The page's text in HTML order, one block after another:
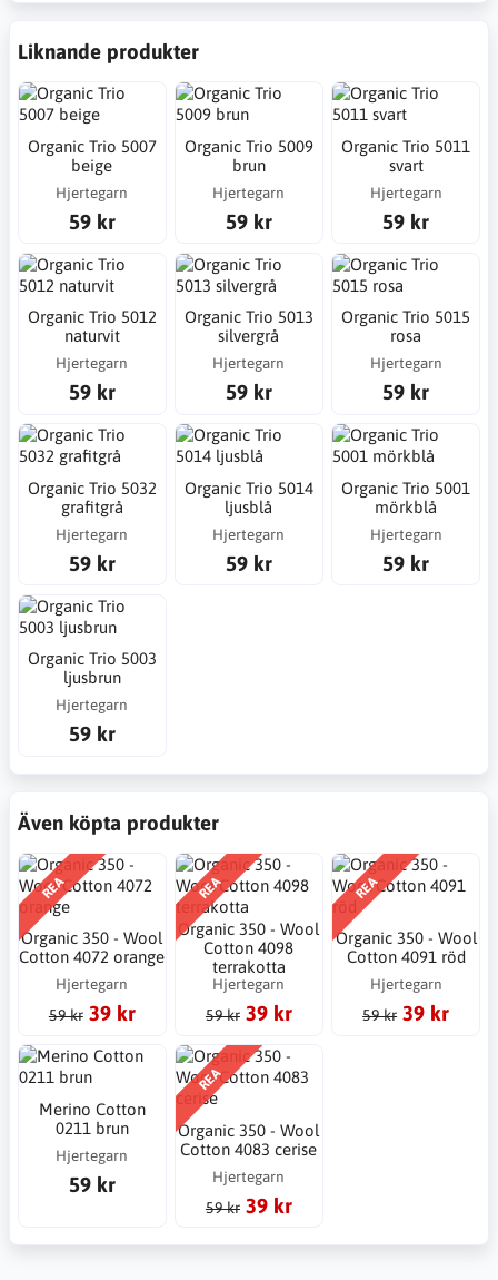
Liknande produkter
Organic Trio 5007
beige
Hjertegarn
59 kr
Organic Trio 5009
brun
Hjertegarn
59 kr
Organic Trio 5011
svart
Hjertegarn
59 kr
Organic Trio 5012
naturvit
Hjertegarn
59 kr
Organic Trio 5013
silvergrå
Hjertegarn
59 kr
Organic Trio 5015
rosa
Hjertegarn
59 kr
Organic Trio 5032
grafitgrå
Hjertegarn
59 kr
Organic Trio 5014
ljusblå
Hjertegarn
59 kr
Organic Trio 5001
mörkblå
Hjertegarn
59 kr
Organic Trio 5003
ljusbrun
Hjertegarn
59 kr
Även köpta produkter
REA
Organic 350 - Wool
Cotton 4072 orange
Hjertegarn
59 kr 39 kr
REA
Organic 350 - Wool
Cotton 4098
terrakotta
Hjertegarn
59 kr 39 kr
REA
Organic 350 - Wool
Cotton 4091 röd
Hjertegarn
59 kr 39 kr
Merino Cotton
0211 brun
Hjertegarn
59 kr
REA
Organic 350 - Wool
Cotton 4083 cerise
Hjertegarn
59 kr 39 kr